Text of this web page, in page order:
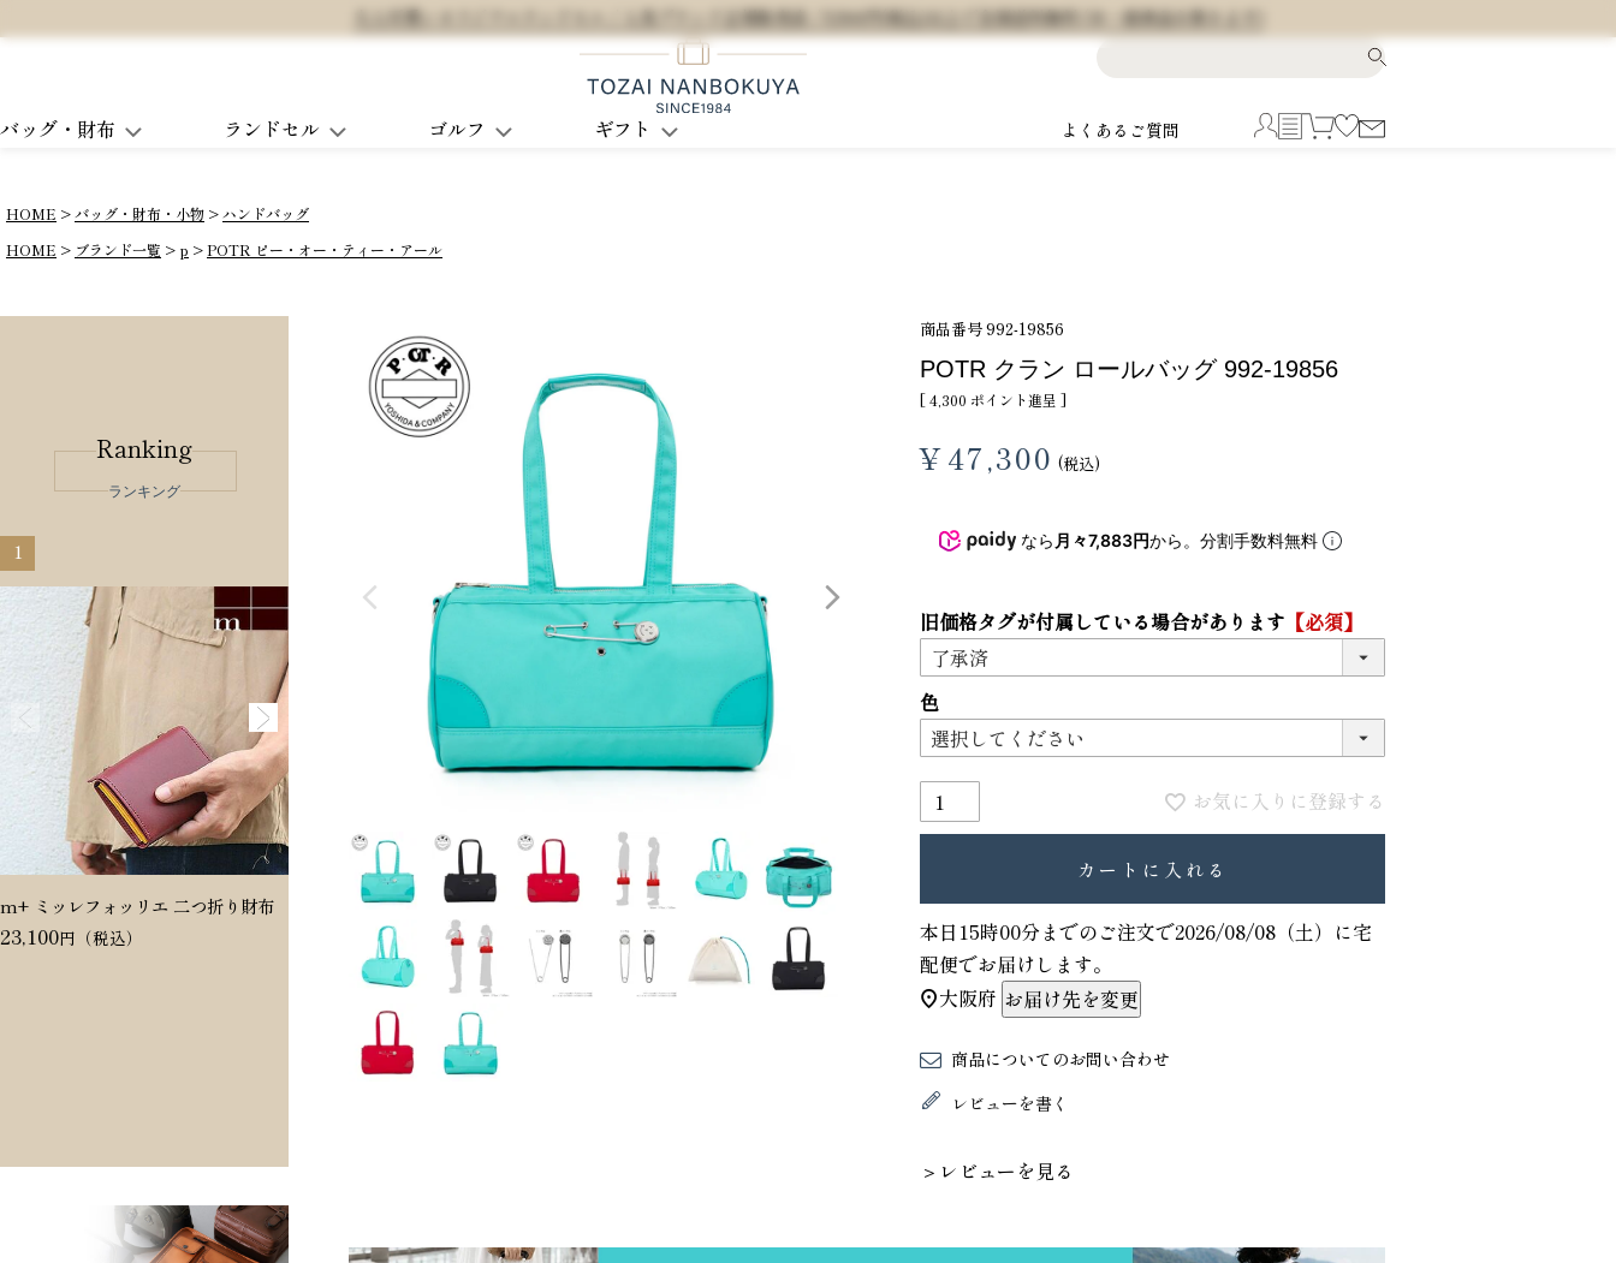
大人可愛いオリジナルランドセル / 人気ブランド正規販売店 / 5,500円(税込)以上で全国送料無料 (※一部商品を除きます)
バッグ・財布 ランドセル ゴルフ ギフト よくあるご質問
HOME バッグ・財布・小物
ハンドバッグ
HOME
ブランド一覧 p POTR ピー・オー・ティー・アール
Ranking
ランキング
1
m+ ミッレフォッリエ 二つ折り財布
23,100
Dakota ヴィタミーナ 二つ折り財布
PORTER ポーター ウィロー ウエス
トバッグ
25,300
GRIMM LAB アルファベット スエ
ード巾着
5
VIOLAdORO TRERO トレロ トー
トバッグ
商品番号992-19856
POTR クラン ロールバッグ 992-19856
[4,300 ポイント進呈 ]
¥47,300 税込
なら 月々7,883円から。分割手数料無料
旧価格タグが付属している場合があります 【必須】
色
お気に入りに登録する
カートに入れる
本日 15時00分までのご注文で2026/08/08（土） に宅
配便でお届けします。
大阪府 お届け先を変更
商品についてのお問い合わせ
レビューを書く
＞レビューを見る